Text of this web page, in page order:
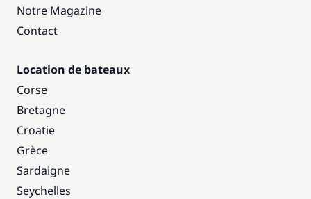
Notre Magazine
Contact
Location de bateaux
Corse
Bretagne
Croatie
Grèce
Sardaigne
Seychelles